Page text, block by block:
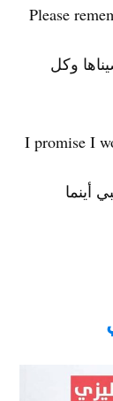
!Please
وكل
!I promise I
أينما